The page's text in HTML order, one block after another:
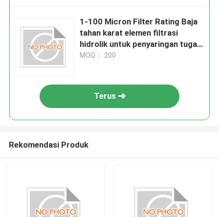
1-100 Micron Filter Rating Baja
tahan karat elemen filtrasi
hidrolik untuk penyaringan tugas
berat
MOQ： 200
Terus
Rekomendasi Produk